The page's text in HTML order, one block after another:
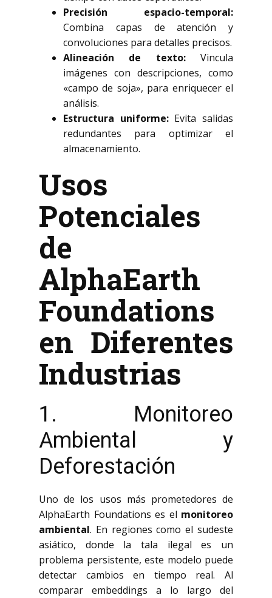
Precisión espacio-temporal:
Combina capas de atención y
convoluciones para detalles precisos.
Alineación de texto:Vincula
imágenes con descripciones, como
«campo de soja», para enriquecer el
análisis.
Estructura uniforme:Evita salidas
redundantes para optimizar el
almacenamiento.
Usos
Potenciales
de
AlphaEarth
Foundations
en Diferentes
Industrias
1. Monitoreo
Ambiental y
Deforestación
Uno de los usos más prometedores de
AlphaEarth Foundations es el monitoreo
ambiental. En regiones como el sudeste
asiático, donde la tala ilegal es un
problema persistente, este modelo puede
detectar cambios en tiempo real. Al
comparar embeddings a lo largo del